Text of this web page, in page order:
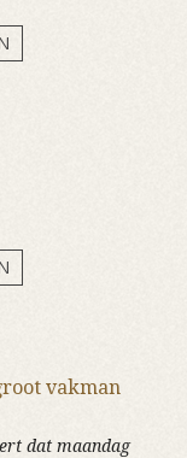
vakman
dat maandag